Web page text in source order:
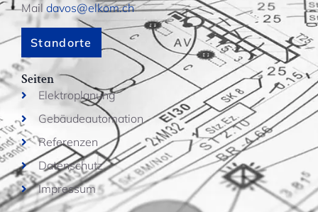
Mail davos@elkom.ch
Standorte
Seiten
Elektroplanung
Gebäudeautomation
Referenzen
Datenschutz
Impressum